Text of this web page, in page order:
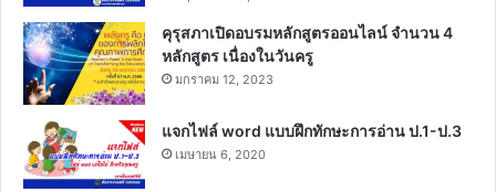
คุรุสภาเปิดอบรมหลักสูตรออนไลน์ จำนวน 4
หลักสูตร เนื่องในวันครู
มกราคม 12, 2023
แจกไฟล์ word แบบฝึกทักษะการอ่าน ป.1-ป.3
เมษายน 6, 2020